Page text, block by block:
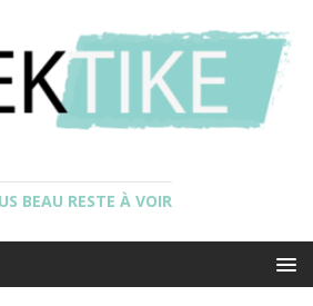
BEAU RESTE À VOIR